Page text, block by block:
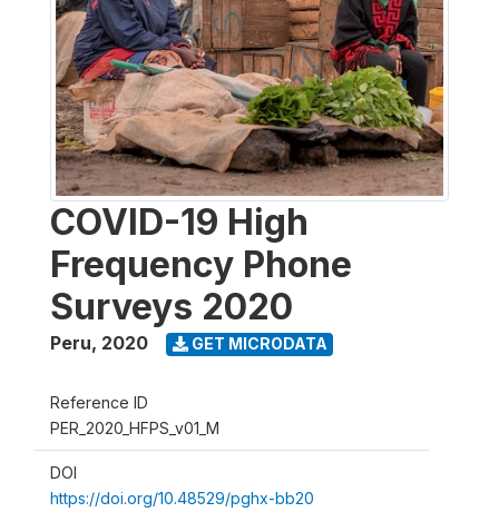
COVID-19 High
Frequency Phone
Surveys 2020
Peru, 2020 GET MICRODATA
Reference ID
PER_2020_HFPS_v01_M
DOI
https://doi.org/10.48529/pghx-bb20